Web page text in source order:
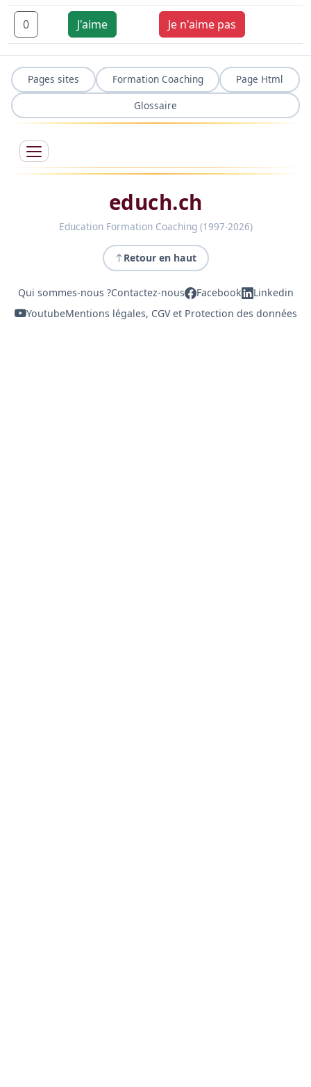
0 J'aime Je n'aime pas
Pages sites Formation Coaching
Page Html
Glossaire
educh.ch
Education Formation Coaching (1997-2026)
Retour en haut
Qui sommes-nous ?Contactez-nous Facebook
Linkedin
YoutubeMentions légales, CGV et Protection des données